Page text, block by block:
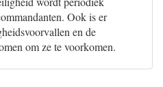
Ook is er
en de
om ze te voorkomen.